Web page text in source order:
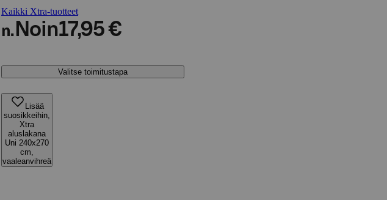
Kaikki Xtra-tuotteet
n. Noin17,95 €
Valitse toimitustapa
Lisää
suosikkeihin,
Xtra
aluslakana
Uni 240x270
cm,
vaaleanvihreä